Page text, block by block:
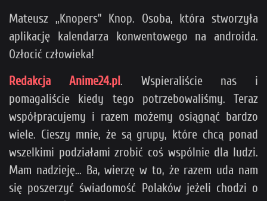
Mateusz „Knopers” Knop. Osoba, która stworzyła
aplikację kalendarza konwentowego na androida.
Ozłocić człowieka!
Redakcja Anime24.pl. Wspieraliście nas i
pomagaliście kiedy tego potrzebowaliśmy. Teraz
współpracujemy i razem możemy osiągnąć bardzo
wiele. Cieszy mnie, że są grupy, które chcą ponad
wszelkimi podziałami zrobić coś wspólnie dla ludzi.
Mam nadzieję… Ba, wierzę w to, że razem uda nam
się poszerzyć świadomość Polaków jeżeli chodzi o